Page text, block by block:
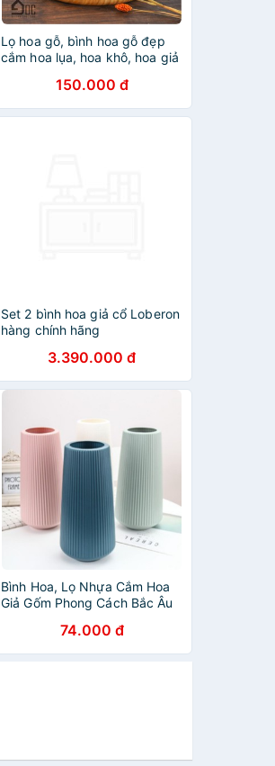
Lọ hoa gỗ, bình hoa gỗ đẹp
cắm hoa lụa, hoa khô, hoa giả
150.000 đ
Set 2 bình hoa giả cổ Loberon
hàng chính hãng
3.390.000 đ
Bình Hoa, Lọ Nhựa Cắm Hoa
Giả Gốm Phong Cách Bắc Âu
74.000 đ